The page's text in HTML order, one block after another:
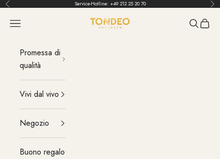
Vai al contenuto
Indietro Service-Hotline: +49 212 25 20 70
TONDEO
menu Cerca
Promessa di
qualità
Vivi dal vivo
Negozio
Buono regalo